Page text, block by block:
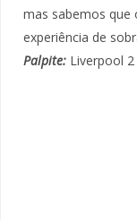
mas sabemos que
experiência de
Palpite: Liverpool